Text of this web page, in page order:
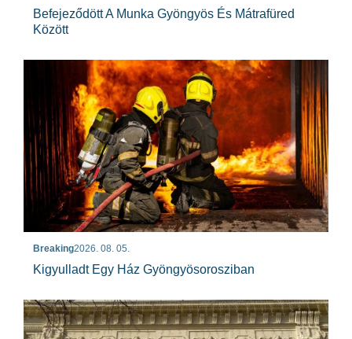
Befejeződött A Munka Gyöngyös És Mátrafüred
Között
Breaking2026. 08. 05.
Kigyulladt Egy Ház Gyöngyösorosziban